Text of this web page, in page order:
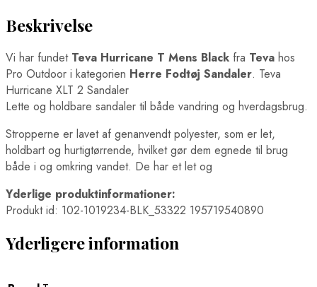
Beskrivelse
Vi har fundet Teva Hurricane T Mens Black fra Teva hos
Pro Outdoor i kategorien Herre Fodtøj Sandaler. Teva
Hurricane XLT 2 Sandaler
Lette og holdbare sandaler til både vandring og hverdagsbrug.
Stropperne er lavet af genanvendt polyester, som er let,
holdbart og hurtigtørrende, hvilket gør dem egnede til brug
både i og omkring vandet. De har et let og
Yderlige produktinformationer:
Produkt id: 102-1019234-BLK_53322 195719540890
Yderligere information